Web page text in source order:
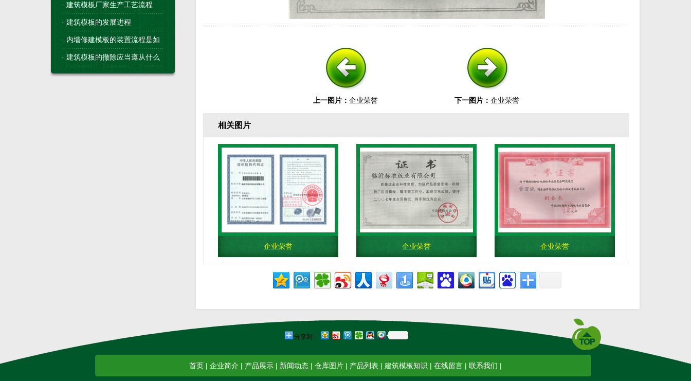
· 建筑模板厂家生产工艺流程
· 建筑模板的发展进程
· 内墙修建模板的装置流程是如
· 建筑模板的撤除应当遵从什么
上一图片： 企业荣誉 下一图片： 企业荣誉
相关图片
企业荣誉 企业荣誉 企业荣誉
分享到：
首页 | 企业简介 | 产品展示 | 新闻动态 | 仓库图片 | 产品列表 | 建筑模板知识 | 在线留言 | 联系我们 |